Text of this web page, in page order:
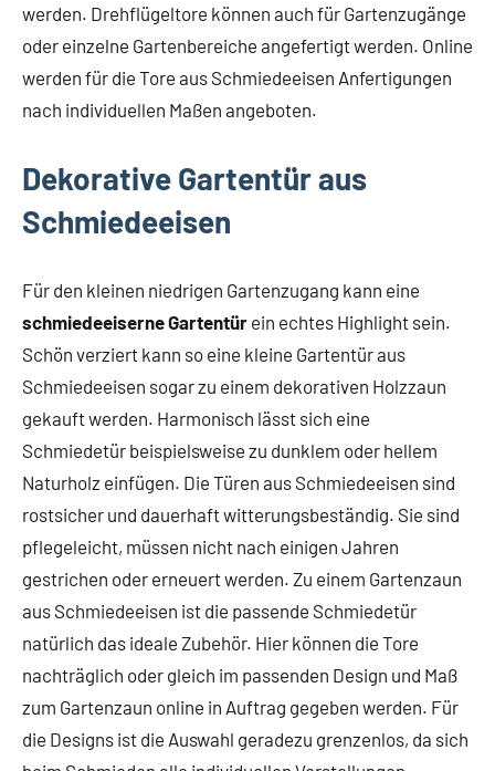
werden. Drehflügeltore können auch für Gartenzugänge
oder einzelne Gartenbereiche angefertigt werden. Online
werden für die Tore aus Schmiedeeisen Anfertigungen
nach individuellen Maßen angeboten.
Dekorative Gartentür aus
Schmiedeeisen
Für den kleinen niedrigen Gartenzugang kann eine
schmiedeeiserne Gartentür ein echtes Highlight sein.
Schön verziert kann so eine kleine Gartentür aus
Schmiedeeisen sogar zu einem dekorativen Holzzaun
gekauft werden. Harmonisch lässt sich eine
Schmiedetür beispielsweise zu dunklem oder hellem
Naturholz einfügen. Die Türen aus Schmiedeeisen sind
rostsicher und dauerhaft witterungsbeständig. Sie sind
pflegeleicht, müssen nicht nach einigen Jahren
gestrichen oder erneuert werden. Zu einem Gartenzaun
aus Schmiedeeisen ist die passende Schmiedetür
natürlich das ideale Zubehör. Hier können die Tore
nachträglich oder gleich im passenden Design und Maß
zum Gartenzaun online in Auftrag gegeben werden. Für
die Designs ist die Auswahl geradezu grenzenlos, da sich